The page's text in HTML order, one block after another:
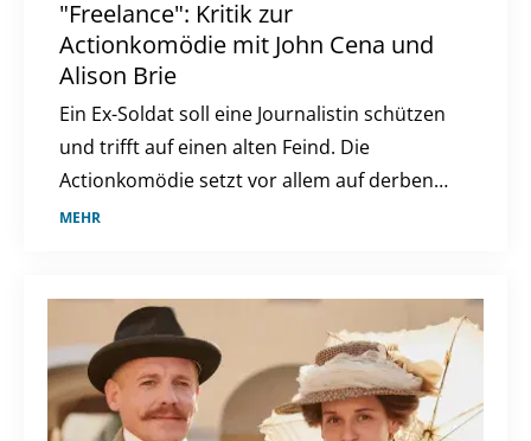
"Freelance": Kritik zur
Actionkomödie mit John Cena und
Alison Brie
Ein Ex-Soldat soll eine Journalistin schützen
und trifft auf einen alten Feind. Die
Actionkomödie setzt vor allem auf derben
Humor.
MEHR